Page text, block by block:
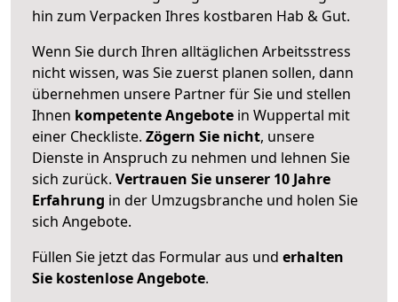
hin zum Verpacken Ihres kostbaren Hab & Gut.
Wenn Sie durch Ihren alltäglichen Arbeitsstress
nicht wissen, was Sie zuerst planen sollen, dann
übernehmen unsere Partner für Sie und stellen
Ihnen kompetente Angebote in Wuppertal mit
einer Checkliste. Zögern Sie nicht, unsere
Dienste in Anspruch zu nehmen und lehnen Sie
sich zurück. Vertrauen Sie unserer 10 Jahre
Erfahrung in der Umzugsbranche und holen Sie
sich Angebote.
Füllen Sie jetzt das Formular aus und erhalten
Sie kostenlose Angebote.